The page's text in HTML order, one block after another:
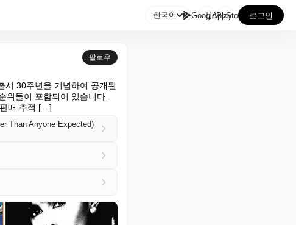
한국어 GooglePlay
AppStore 로그인
팔로우
시 30주년을 기념하여 공개된
위들이 포함되어 있습니다.
매 추적 […]
Than Anyone Expected)